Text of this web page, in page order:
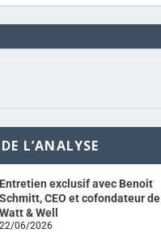
L’ANALYSE
Entretien exclusif avec Benoit
Schmitt, CEO et cofondateur de
Watt & Well
22/06/2026